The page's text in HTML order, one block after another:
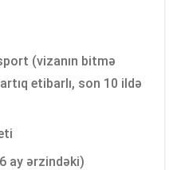
(vizanın bitmə
etibarlı, son 10 ildə
ay ərzindəki)